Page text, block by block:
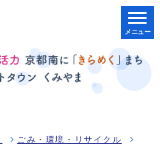
メニュー
ごみ・環境・リサイクル